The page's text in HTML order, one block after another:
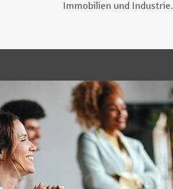
Immobilien und Industrie.